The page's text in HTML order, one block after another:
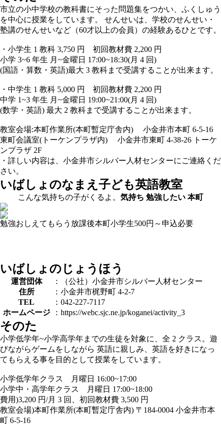
市立の小中学校の教科書にそった問題集をつかい、ふくしゅう
を中心に授業をしています。 せんせいは、学校のせんせい・
塾講のせんせいなど（60才以上の会員）の経験あるひとです。
・小学生 1 教科 3,750 円 初回教材費 2,200 円
小学 3~6 年生 月~金曜日 17:00~18:30(月 4 回)
(国語・算数・英語)最大 3 教科まで受講することが出来ます。
・中学生 1 教科 5,000 円 初回教材費 2,200 円
中学 1~3 年生 月~金曜日 19:00~21:00(月 4 回)
(数学・英語) 最大 2 教科まで受講することが出来ます。
教室会場:本町作業所(本町暫定庁舎内) 小金井市本町 6-5-16
東町会議室(トーケンプラザ内) 小金井市東町 4-38-26 トーケ
ンプラザ 2F
・詳しい内容は、小金井市シルバー人材センターにご連絡くだ
さい。
いばしょのなまえ 子ども英語教室
こんな気持ちの子がくるよ。 気持ち 勉強したい 本町
勉強おしえてもらう 放課後本町小学生500円～ 申込必要
いばしょのじょうほう
運営団体
：（公社）小金井市シルバー人材センター
住所
：小金井市梶野町 4-2-7
TEL
：042-227-7117
ホームページ
：https://webc.sjc.ne.jp/koganei/activity_3
そのた
小学低学年~小学高学年までの生徒を対象に、全 2 クラス。遊
びながらゲームをしながら 英語に親しみ、英語を好きになっ
てもらえる事を目的として授業をしています。
小学低学年クラス 月曜日 16:00~17:00
小学中・高学年クラス 月曜日 17:00~18:00
費用)3,200 円/月 3 回、初回教材費 3,500 円
教室会場)本町作業所(本町暫定庁舎内) 〒184-0004 小金井市本
町 6-5-16